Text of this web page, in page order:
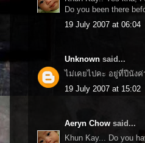
Do you been there
19 July 2007 at 06:04
Unknown said...
ไม่เคยไปคะ อยู่ที่ปีนังค่
19 July 2007 at 15:02
Aeryn Chow said...
Khun Kay... Do you